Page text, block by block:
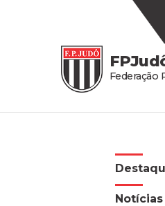
Federação
Notícias